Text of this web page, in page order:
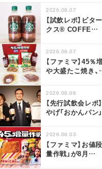
2026.08.07
【試飲レポ】ビタ
クス® COFFE…
2026.08.07
【ファミマ】45
や大盛たこ焼き、
2026.08.06
【先行試飲会レ
やげ「おかんパン
2026.08.03
【ファミマ】お値
量作戦」が8月 …